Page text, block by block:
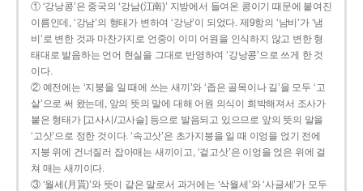
① ‘강낭콩’은 중국의 ‘강남(江南)’ 지방에서 들여온 콩이기 때문에 붙여진
이름인데, ‘강남’의 형태가 변하여 ‘강낭’이 되었다. 제9항의 ‘남비’가 ‘냄
비’로 변한 것과 마찬가지로 언중이 이미 어원을 인식하지 않고 변한 형
태대로 발음하는 언어 현실을 그대로 반영하여 ‘강낭콩’으로 쓰게 한 것
이다.
② 예전에는 ‘지붕을 일 때에 쓰는 새끼’와 ‘좁은 골목이나 길’을 모두 ‘고
샅’으로 써 왔는데, 앞의 뜻의 말에 대해 어원 의식이 희박해져서 조사가
붙은 형태가 [고사시/고사슬] 등으로 발음되고 있으므로 앞의 뜻의 말을
‘고삿’으로 정한 것이다. ‘속고삿’은 초가지붕을 일 때 이엉을 얹기 전에
지붕 위에 건너질러 잡아매는 새끼이고, ‘겉고삿’은 이엉을 얹은 위에 걸
쳐 매는 새끼이다.
③ ‘월세(月貰)’와 뜻이 같은 말로서 과거에는 ‘삭월세’와 ‘사글세’가 모두